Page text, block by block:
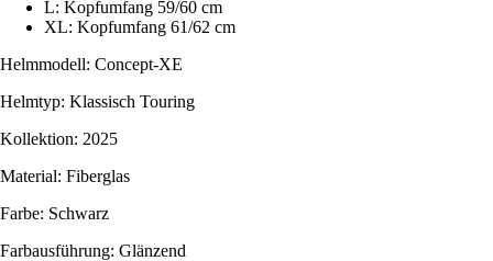
L: Kopfumfang 59/60 cm
XL: Kopfumfang 61/62 cm
Helmmodell: Concept-XE
Helmtyp: Klassisch Touring
Kollektion: 2025
Material: Fiberglas
Farbe: Schwarz
Farbausführung: Glänzend